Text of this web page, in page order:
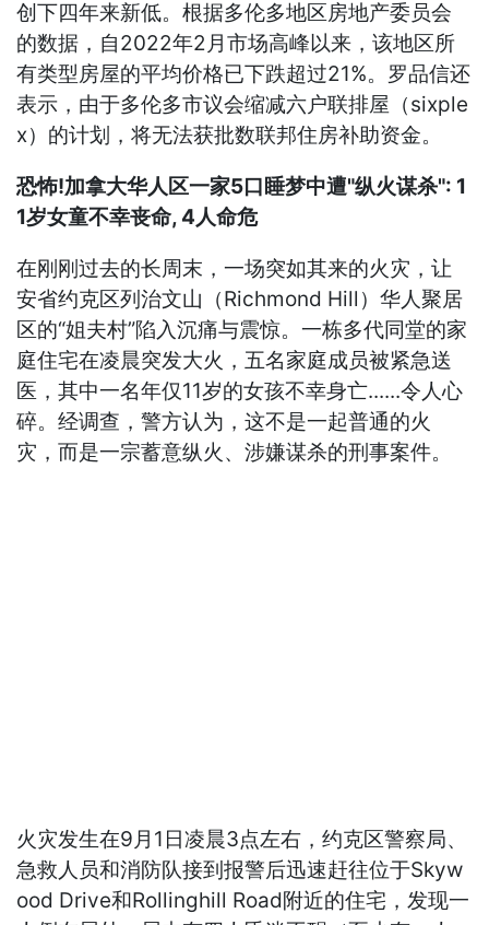
创下四年来新低。根据多伦多地区房地产委员会
的数据，自2022年2月市场高峰以来，该地区所
有类型房屋的平均价格已下跌超过21%。罗品信还
表示，由于多伦多市议会缩减六户联排屋（sixple
x）的计划，将无法获批数联邦住房补助资金。
恐怖!加拿大华人区一家5口睡梦中遭"纵火谋杀": 1
1岁女童不幸丧命, 4人命危
在刚刚过去的长周末，一场突如其来的火灾，让
安省约克区列治文山（Richmond Hill）华人聚居
区的“姐夫村”陷入沉痛与震惊。一栋多代同堂的家
庭住宅在凌晨突发大火，五名家庭成员被紧急送
医，其中一名年仅11岁的女孩不幸身亡......令人心
碎。经调查，警方认为，这不是一起普通的火
灾，而是一宗蓄意纵火、涉嫌谋杀的刑事案件。
火灾发生在9月1日凌晨3点左右，约克区警察局、
急救人员和消防队接到报警后迅速赶往位于Skyw
ood Drive和Rollinghill Road附近的住宅，发现一